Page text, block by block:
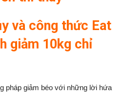
và công thức Eat
giảm 10kg chỉ
pháp giảm béo với những lời hứa